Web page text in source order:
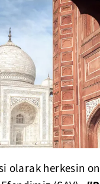
olarak herkesin